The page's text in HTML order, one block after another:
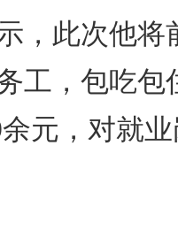
，此次他将
工，包吃包
元，对就